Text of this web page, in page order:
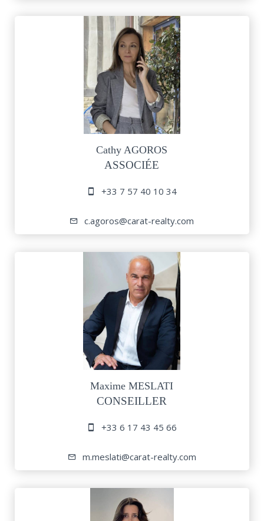
Cathy AGOROS
ASSOCIÉE
+33 7 57 40 10 34
c.agoros@carat-realty.com
Maxime MESLATI
CONSEILLER
+33 6 17 43 45 66
m.meslati@carat-realty.com